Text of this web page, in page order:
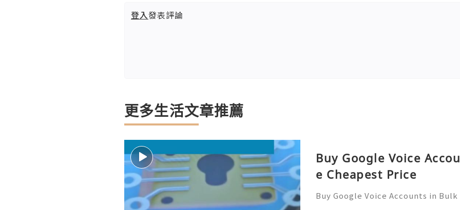
登入發表評論
更多生活文章推薦
Buy Google Voice
e Cheapest Price
Buy Google Voice Accounts in